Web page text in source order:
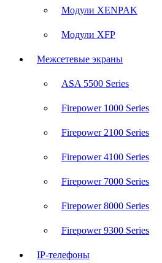
Модули XENPAK
Модули XFP
Межсетевые экраны
ASA 5500 Series
Firepower 1000 Series
Firepower 2100 Series
Firepower 4100 Series
Firepower 7000 Series
Firepower 8000 Series
Firepower 9300 Series
IP-телефоны